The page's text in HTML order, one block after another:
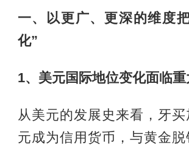
一、以更广、更深的维度
化”
1、美元国际地位变化面临重
从美元的发展史来看，牙
元成为信用货币，与黄金